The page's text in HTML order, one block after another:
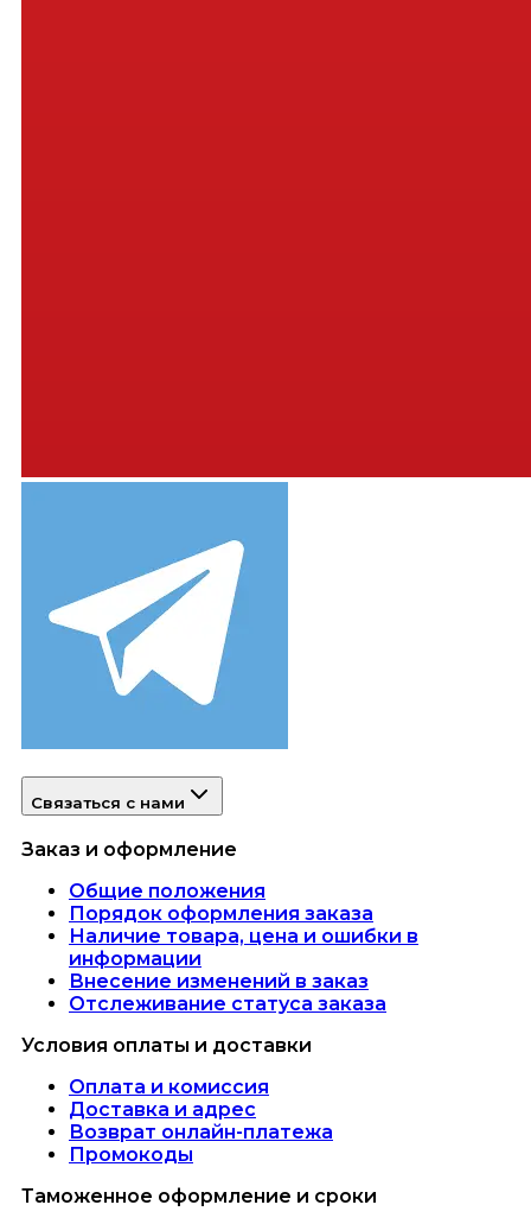
Связаться с нами
Заказ и оформление
Общие положения
Порядок оформления заказа
Наличие товара, цена и ошибки в
информации
Внесение изменений в заказ
Отслеживание статуса заказа
Условия оплаты и доставки
Оплата и комиссия
Доставка и адрес
Возврат онлайн-платежа
Промокоды
Таможенное оформление и сроки